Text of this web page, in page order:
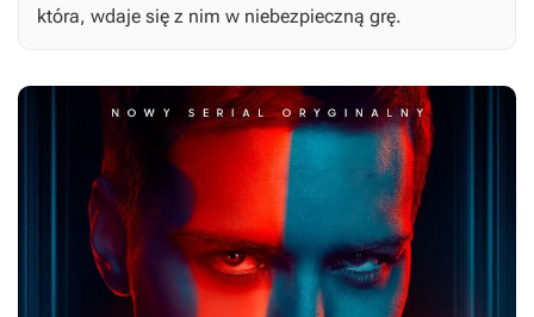
która, wdaje się z nim w niebezpieczną grę.